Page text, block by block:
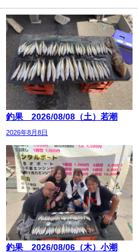
釣果 2026/08/08（土）若潮
2026年8月8日
釣果 2026/08/06（木）小潮